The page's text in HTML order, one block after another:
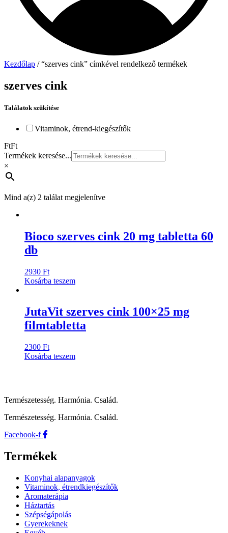
Kezdőlap / “szerves cink” címkével rendelkező termékek
szerves cink
Találatok szükítése
Vitaminok, étrend-kiegészítők
FtFt
Termékek keresése...
×
Mind a(z) 2 találat megjelenítve
Bioco szerves cink 20 mg tabletta 60
db
2930 Ft
Kosárba teszem
JutaVit szerves cink 100×25 mg
filmtabletta
2300 Ft
Kosárba teszem
Természetesség. Harmónia. Család.
Természetesség. Harmónia. Család.
Facebook-f
Termékek
Konyhai alapanyagok
Vitaminok, étrendkiegészítők
Aromaterápia
Háztartás
Szépségápolás
Gyerekeknek